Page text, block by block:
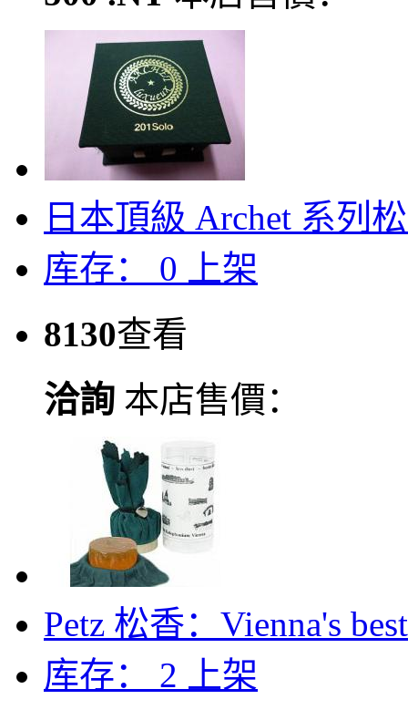
日本頂級 Archet 系列
库存： 0
上架
8130查看
洽詢 本店售價：
Petz 松香：Vienna's
库存： 2
上架